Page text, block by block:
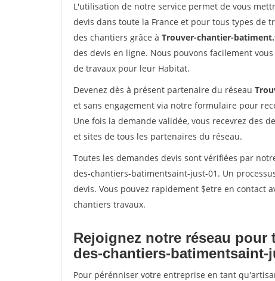
L'utilisation de notre service permet de vous
devis dans toute la France et pour tous types de
des chantiers grâce à Trouver-chantier-
des devis en ligne. Nous pouvons facilement
de travaux pour leur Habitat.
Devenez dès à présent partenaire du réseau
et sans engagement via notre formulaire pour
Une fois la demande validée, vous recevrez des
et sites de tous les partenaires du réseau.
Toutes les demandes devis sont vérifiées par
des-chantiers-batimentsaint-just-01. Un
devis. Vous pouvez rapidement $etre en contact
chantiers travaux.
Rejoignez notre réseau pour
des-chantiers-batimentsaint-
Pour pérénniser votre entreprise en tant